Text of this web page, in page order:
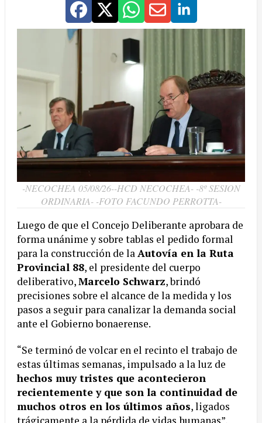
-NECOCHEA 05/08/26--HCD NECOCHEA- -8º SESION
ORDINARIA- -FOTO FACUNDO PERROTTA-
Luego de que el Concejo Deliberante aprobara de
forma unánime y sobre tablas el pedido formal
para la construcción de laAutovía en la Ruta
Provincial 88, el presidente del cuerpo
deliberativo,Marcelo Schwarz, brindó
precisiones sobre el alcance de la medida y los
pasos a seguir para canalizar la demanda social
ante el Gobierno bonaerense.
“Se terminó de volcar en el recinto el trabajo de
estas últimas semanas, impulsado a la luz de
hechos muy tristes que acontecieron
recientemente y que son la continuidad de
muchos otros en los últimos años, ligados